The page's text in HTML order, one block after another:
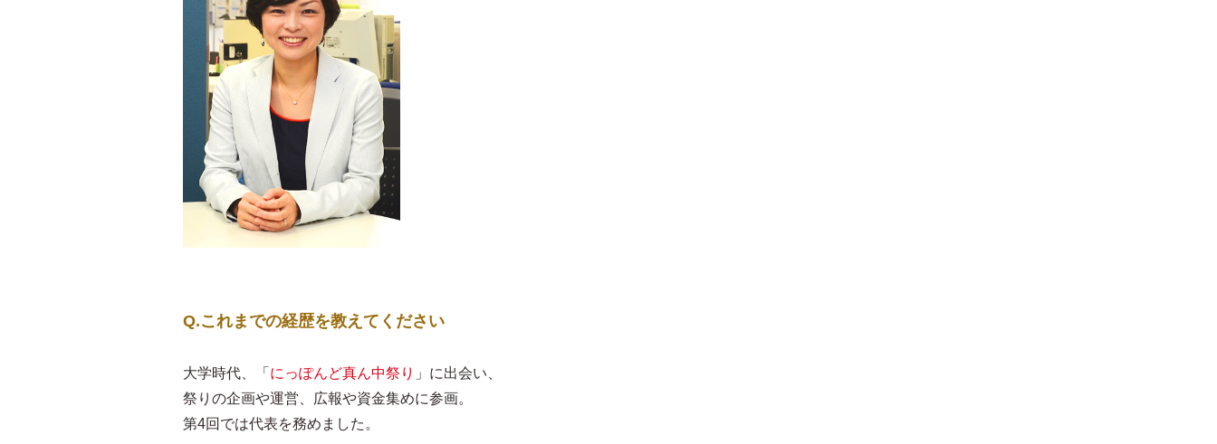
Q.これまでの経歴を教えてください
大学時代、「 にっぽんど真ん中祭り 」に出会い、
祭りの企画や運営、広報や資金集めに参画。
第4回では代表を務めました。